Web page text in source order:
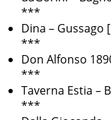
***
Dina – Gussago
***
Don Alfonso
***
Taverna Estia –
***